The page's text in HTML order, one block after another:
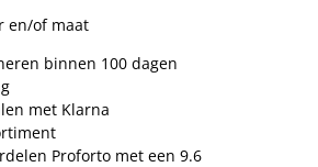
en/of maat
binnen 100 dagen
met Klarna
Proforto met een 9.6